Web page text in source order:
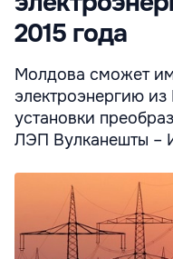
2015 года
Молдова сможет
электроэнергию
установки
ЛЭП Вулканешты –